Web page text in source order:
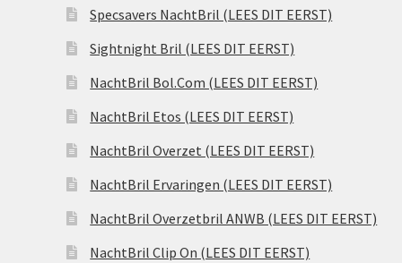
Specsavers NachtBril (LEES DIT EERST)
Sightnight Bril (LEES DIT EERST)
NachtBril Bol.Com (LEES DIT EERST)
NachtBril Etos (LEES DIT EERST)
NachtBril Overzet (LEES DIT EERST)
NachtBril Ervaringen (LEES DIT EERST)
NachtBril Overzetbril ANWB (LEES DIT EERST)
NachtBril Clip On (LEES DIT EERST)